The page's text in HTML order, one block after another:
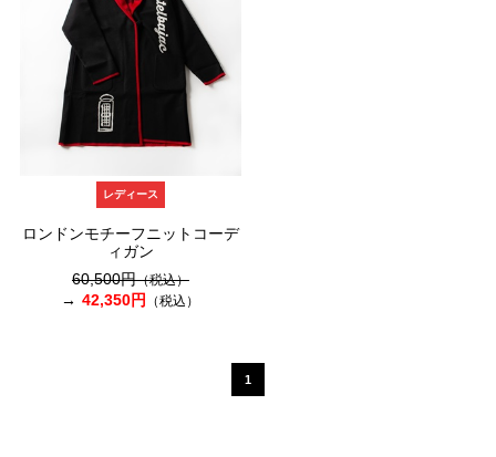
レディース
ロンドンモチーフニットコーデ
ィガン
60,500円（税込）
42,350円 （税込）
1